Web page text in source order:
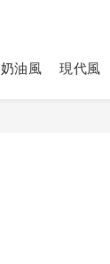
奶油風 現代風